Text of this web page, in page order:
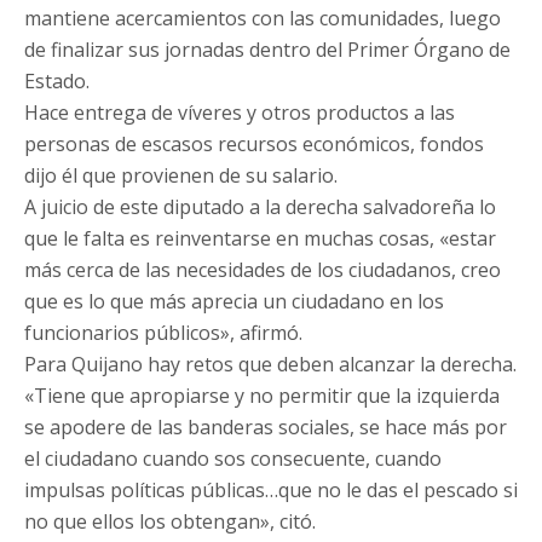
mantiene acercamientos con las comunidades, luego
de finalizar sus jornadas dentro del Primer Órgano de
Estado.
Hace entrega de víveres y otros productos a las
personas de escasos recursos económicos, fondos
dijo él que provienen de su salario.
A juicio de este diputado a la derecha salvadoreña lo
que le falta es reinventarse en muchas cosas, «estar
más cerca de las necesidades de los ciudadanos, creo
que es lo que más aprecia un ciudadano en los
funcionarios públicos», afirmó.
Para Quijano hay retos que deben alcanzar la derecha.
«Tiene que apropiarse y no permitir que la izquierda
se apodere de las banderas sociales, se hace más por
el ciudadano cuando sos consecuente, cuando
impulsas políticas públicas…que no le das el pescado si
no que ellos los obtengan», citó.